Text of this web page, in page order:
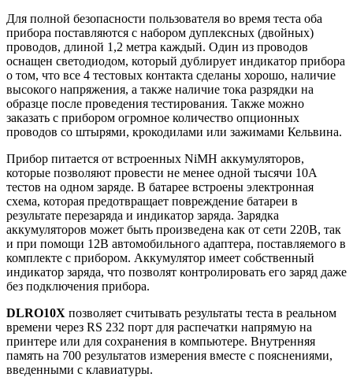
Для полной безопасности пользователя во время теста оба
прибора поставляются с набором дуплексных (двойных)
проводов, длиной 1,2 метра каждый. Один из проводов
оснащен светодиодом, который дублирует индикатор прибора
о том, что все 4 тестовых контакта сделаны хорошо, наличие
высокого напряжения, а также наличие тока разрядки на
образце после проведения тестирования. Также можно
заказать с прибором огромное количество опционных
проводов со штырями, крокодилами или зажимами Кельвина.
Прибор питается от встроенных NiMH аккумуляторов,
которые позволяют провести не менее одной тысячи 10А
тестов на одном заряде. В батарее встроены электронная
схема, которая предотвращает повреждение батареи в
результате перезаряда и индикатор заряда. Зарядка
аккумуляторов может быть произведена как от сети 220В, так
и при помощи 12В автомобильного адаптера, поставляемого в
комплекте с прибором. Аккумулятор имеет собственный
индикатор заряда, что позволят контролировать его заряд даже
без подключения прибора.
DLRO10X позволяет считывать результаты теста в реальном
времени через RS 232 порт для распечатки напрямую на
принтере или для сохранения в компьютере. Внутренняя
память на 700 результатов измерения вместе с пояснениями,
введенными с клавиатуры.